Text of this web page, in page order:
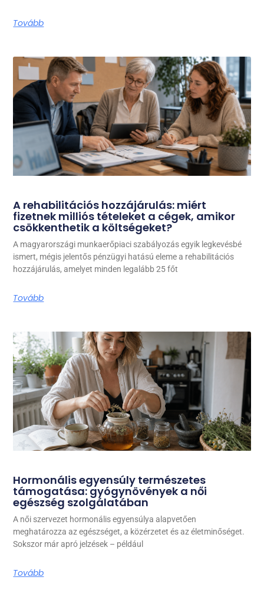
Tovább
A rehabilitációs hozzájárulás: miért
fizetnek milliós tételeket a cégek, amikor
csökkenthetik a költségeket?
A magyarországi munkaerőpiaci szabályozás egyik legkevésbé
ismert, mégis jelentős pénzügyi hatású eleme a rehabilitációs
hozzájárulás, amelyet minden legalább 25 főt
Tovább
Hormonális egyensúly természetes
támogatása: gyógynövények a női
egészség szolgálatában
A női szervezet hormonális egyensúlya alapvetően
meghatározza az egészséget, a közérzetet és az életminőséget.
Sokszor már apró jelzések – például
Tovább